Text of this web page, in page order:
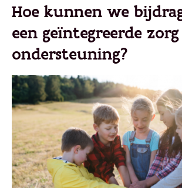
Hoe kunnen we
een geïntegreerde
ondersteuning?